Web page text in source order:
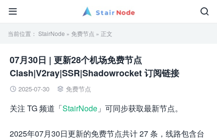


当前位置： StairNode » 免费节点 » 正文
07月30日 | 更新28个机场免费节点
Clash|V2ray|SSR|Shadowrocket 订阅链接
 2025-07-30  免费节点
关注 TG 频道「StairNode 」可同步获取最新节点。
2025年07月30日更新的免费节点共计 27 条，线路包含台